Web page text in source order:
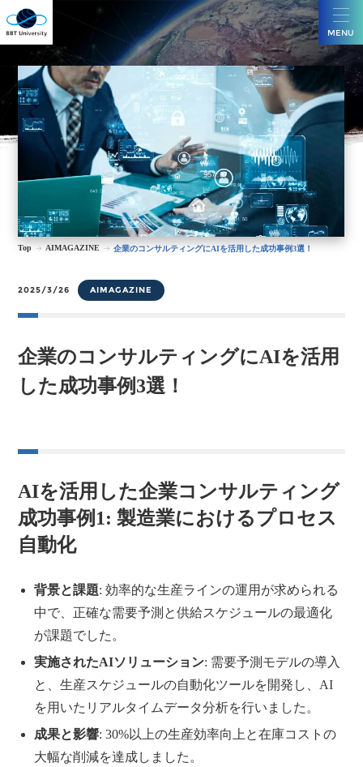
MENU
Top AIMAGAZINE 企業のコンサルティングにAIを活用した成功事例3選！
2025/3/26 AIMAGAZINE
企業のコンサルティングにAIを活用
した成功事例3選！
AIを活用した企業コンサルティング
成功事例1: 製造業におけるプロセス
自動化
背景と課題: 効率的な生産ラインの運用が求められる
中で、正確な需要予測と供給スケジュールの最適化
が課題でした。
実施されたAIソリューション: 需要予測モデルの導入
と、生産スケジュールの自動化ツールを開発し、AI
を用いたリアルタイムデータ分析を行いました。
成果と影響: 30%以上の生産効率向上と在庫コストの
大幅な削減を達成しました。